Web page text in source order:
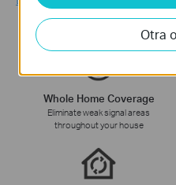
Whole Home Coverage
Eliminate weak signal areas
throughout your house
Otra